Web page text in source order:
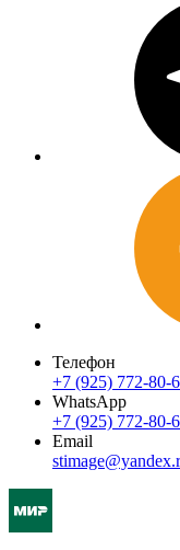
Телефон
+7 (925) 772-80-
WhatsApp
+7 (925) 772-80-
Email